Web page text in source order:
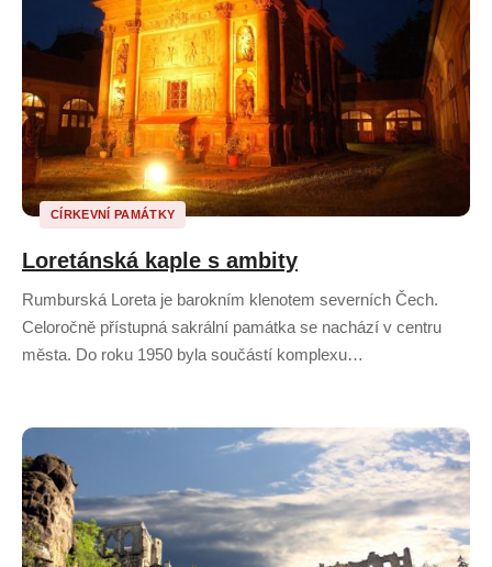
CÍRKEVNÍ PAMÁTKY
Loretánská kaple s ambity
Rumburská Loreta je barokním klenotem severních Čech.
Celoročně přístupná sakrální památka se nachází v centru
města. Do roku 1950 byla součástí komplexu…